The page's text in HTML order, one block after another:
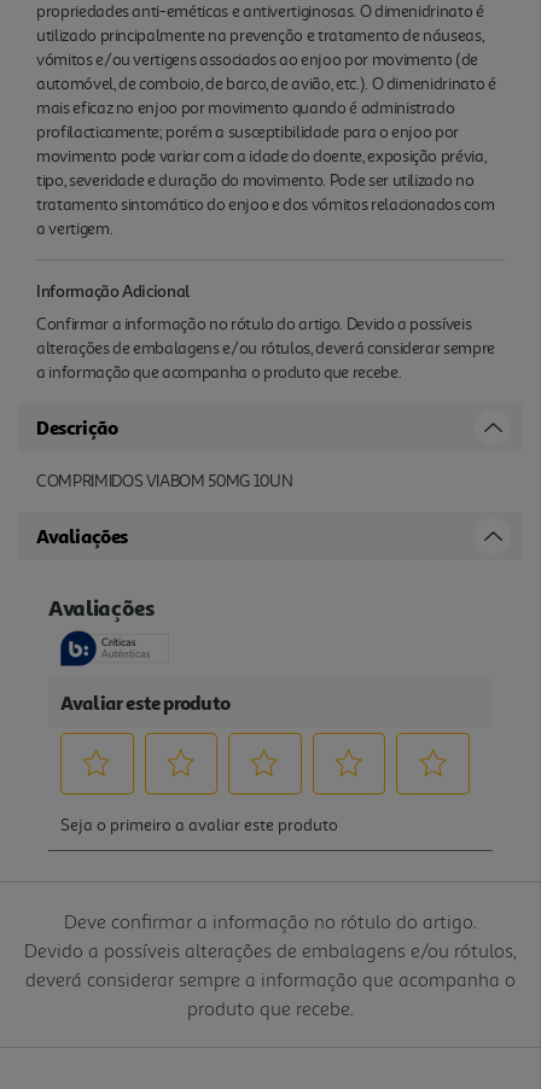
propriedades anti-eméticas e antivertiginosas. O dimenidrinato é
utilizado principalmente na prevenção e tratamento de náuseas,
vómitos e/ou vertigens associados ao enjoo por movimento (de
automóvel, de comboio, de barco, de avião, etc.). O dimenidrinato é
mais eficaz no enjoo por movimento quando é administrado
profilacticamente; porém a susceptibilidade para o enjoo por
movimento pode variar com a idade do doente, exposição prévia,
tipo, severidade e duração do movimento. Pode ser utilizado no
tratamento sintomático do enjoo e dos vómitos relacionados com
a vertigem.
Informação Adicional
Confirmar a informação no rótulo do artigo. Devido a possíveis
alterações de embalagens e/ou rótulos, deverá considerar sempre
a informação que acompanha o produto que recebe.
Descrição
COMPRIMIDOS VIABOM 50MG 10UN
Avaliações
Deve confirmar a informação no rótulo do artigo.
Devido a possíveis alterações de embalagens e/ou rótulos,
deverá considerar sempre a informação que acompanha o
produto que recebe.